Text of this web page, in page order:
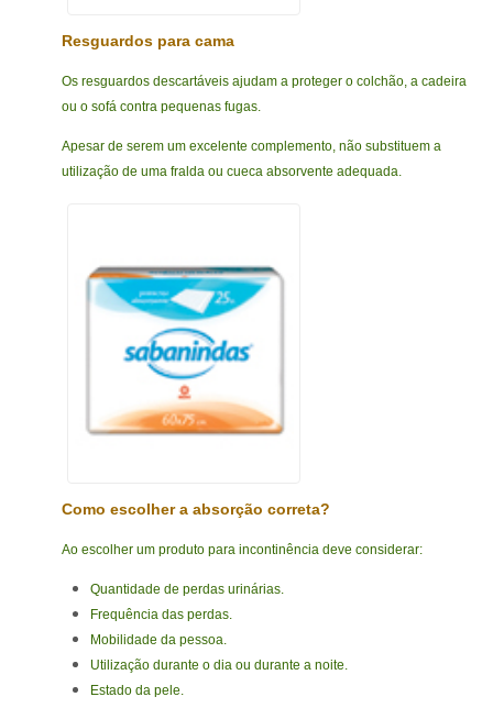
Resguardos para cama
Os resguardos descartáveis ajudam a proteger o colchão, a cadeira
ou o sofá contra pequenas fugas.
Apesar de serem um excelente complemento, não substituem a
utilização de uma fralda ou cueca absorvente adequada.
Como escolher a absorção correta?
Ao escolher um produto para incontinência deve considerar:
Quantidade de perdas urinárias.
Frequência das perdas.
Mobilidade da pessoa.
Utilização durante o dia ou durante a noite.
Estado da pele.